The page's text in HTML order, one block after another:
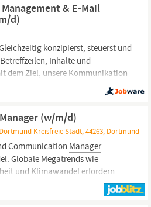
& E-Mail
d)
konzipierst, steuerst und
Inhalte und
dem Ziel, unsere Kommunikation
Du verlässt Dich nicht auf Dein
sondern auf handfeste
Raten hast Du jederzeit
(w/m/d)
Kreisfreie Stadt, 44263, Dortmund
Communication Manager
Globale Megatrends wie
und Klimawandel erfordern
– die Wilo Group beschreitet
You. Gegründet und ansässig in